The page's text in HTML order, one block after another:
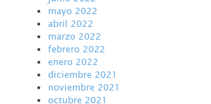
mayo 2022
abril 2022
marzo 2022
febrero 2022
enero 2022
diciembre 2021
noviembre 2021
octubre 2021